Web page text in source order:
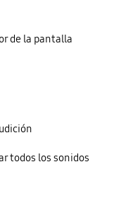
de la pantalla
todos los sonidos